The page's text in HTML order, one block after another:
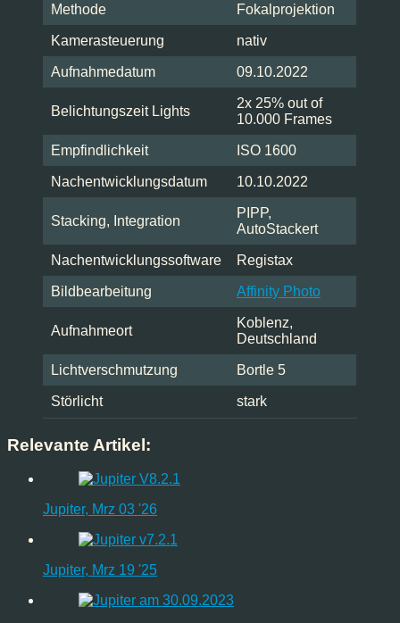
Methode Fokalprojektion
Kamerasteuerung nativ
Aufnahmedatum 09.10.2022
Belichtungszeit Lights
2x 25% out of
10.000 Frames
Empfindlichkeit ISO 1600
Nachentwicklungsdatum 10.10.2022
Stacking, Integration
PIPP,
AutoStackert
Nachentwicklungssoftware Registax
Bildbearbeitung Affinity Photo
Aufnahmeort
Koblenz,
Deutschland
Lichtverschmutzung Bortle 5
Störlicht stark
Relevante Artikel:
Jupiter, Mrz 03 '26
Jupiter, Mrz 19 '25